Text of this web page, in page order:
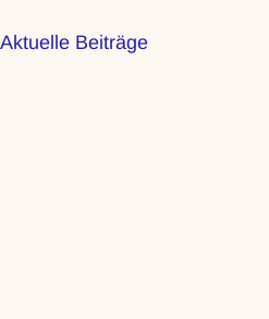
Aktuelle Beiträge